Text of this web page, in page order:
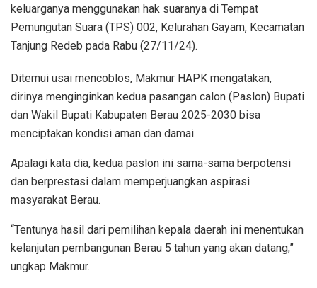
keluarganya menggunakan hak suaranya di Tempat
Pemungutan Suara (TPS) 002, Kelurahan Gayam, Kecamatan
Tanjung Redeb pada Rabu (27/11/24).
Ditemui usai mencoblos, Makmur HAPK mengatakan,
dirinya menginginkan kedua pasangan calon (Paslon) Bupati
dan Wakil Bupati Kabupaten Berau 2025-2030 bisa
menciptakan kondisi aman dan damai.
Apalagi kata dia, kedua paslon ini sama-sama berpotensi
dan berprestasi dalam memperjuangkan aspirasi
masyarakat Berau.
“Tentunya hasil dari pemilihan kepala daerah ini menentukan
kelanjutan pembangunan Berau 5 tahun yang akan datang,”
ungkap Makmur.